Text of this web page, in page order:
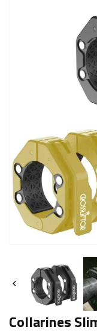

Collarines